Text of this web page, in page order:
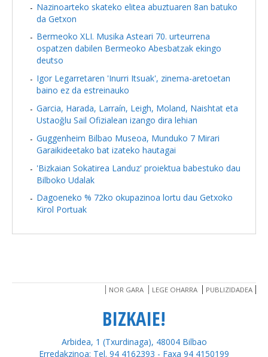
Nazinoarteko skateko elitea abuztuaren 8an batuko
da Getxon
Bermeoko XLI. Musika Asteari 70. urteurrena
ospatzen dabilen Bermeoko Abesbatzak ekingo
deutso
Igor Legarretaren 'Inurri Itsuak', zinema-aretoetan
baino ez da estreinauko
Garcia, Harada, Larraín, Leigh, Moland, Naishtat eta
Ustaoğlu Sail Ofizialean izango dira lehian
Guggenheim Bilbao Museoa, Munduko 7 Mirari
Garaikideetako bat izateko hautagai
'Bizkaian Sokatirea Landuz' proiektua babestuko dau
Bilboko Udalak
Dagoeneko % 72ko okupazinoa lortu dau Getxoko
Kirol Portuak
NOR GARA LEGE OHARRA PUBLIZIDADEA
BIZKAIE!
Arbidea, 1 (Txurdinaga), 48004 Bilbao
Erredakzinoa: Tel. 94 4162393 - Faxa 94 4150199